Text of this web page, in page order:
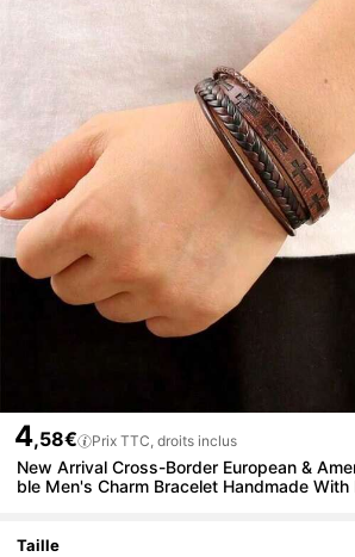
4,58€ Prix TTC, droits inclus
New Arrival Cross-Border European &
ble Men's Charm Bracelet Handmade With
Taille